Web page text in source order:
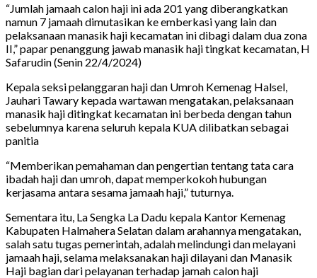
“Jumlah jamaah calon haji ini ada 201 yang diberangkatkan
namun 7 jamaah dimutasikan ke emberkasi yang lain dan
pelaksanaan manasik haji kecamatan ini dibagi dalam dua zona
II,” papar penanggung jawab manasik haji tingkat kecamatan, H
Safarudin (Senin 22/4/2024)
Kepala seksi pelanggaran haji dan Umroh Kemenag Halsel,
Jauhari Tawary kepada wartawan mengatakan, pelaksanaan
manasik haji ditingkat kecamatan ini berbeda dengan tahun
sebelumnya karena seluruh kepala KUA dilibatkan sebagai
panitia
“Memberikan pemahaman dan pengertian tentang tata cara
ibadah haji dan umroh, dapat memperkokoh hubungan
kerjasama antara sesama jamaah haji,” tuturnya.
Sementara itu, La Sengka La Dadu kepala Kantor Kemenag
Kabupaten Halmahera Selatan dalam arahannya mengatakan,
salah satu tugas pemerintah, adalah melindungi dan melayani
jamaah haji, selama melaksanakan haji dilayani dan Manasik
Haji bagian dari pelayanan terhadap jamah calon haji